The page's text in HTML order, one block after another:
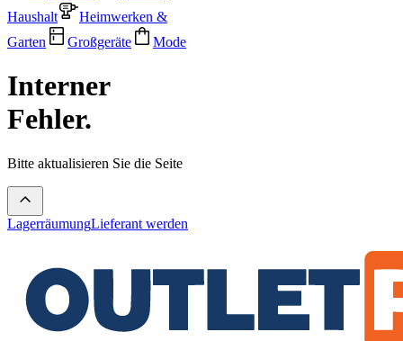
Haushalt
Heimwerken &
Garten
Großgeräte Mode
Interner
Fehler.
Bitte aktualisieren Sie die Seite
LagerräumungLieferant werden